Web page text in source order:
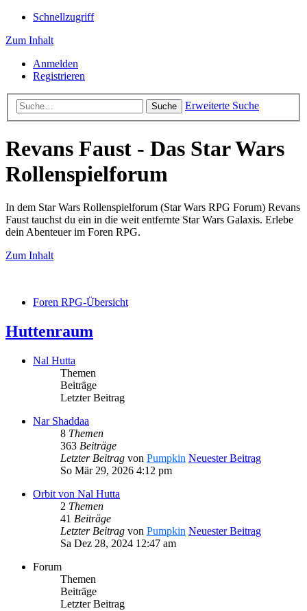
Schnellzugriff
Zum Inhalt
Anmelden
Registrieren
Suche Erweiterte Suche
Revans Faust - Das Star Wars
Rollenspielforum
In dem Star Wars Rollenspielforum (Star Wars RPG Forum) Revans
Faust tauchst du ein in die weit entfernte Star Wars Galaxis. Erlebe
dein Abenteuer im Foren RPG.
Zum Inhalt
Foren RPG-Übersicht
Huttenraum
Nal Hutta
Themen
Beiträge
Letzter Beitrag
Nar Shaddaa
8 Themen
363 Beiträge
Letzter Beitrag von Pumpkin Neuester Beitrag
So Mär 29, 2026 4:12 pm
Orbit von Nal Hutta
2 Themen
41 Beiträge
Letzter Beitrag von Pumpkin Neuester Beitrag
Sa Dez 28, 2024 12:47 am
Forum
Themen
Beiträge
Letzter Beitrag